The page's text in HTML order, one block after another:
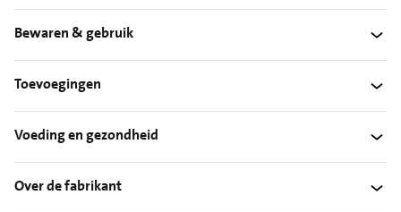
Bewaren & gebruik
Toevoegingen
Voeding en gezondheid
Over de fabrikant